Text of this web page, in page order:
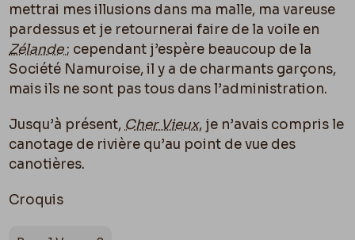
mettrai mes illusions dans ma malle, ma vareuse
pardessus et je retournerai faire de la voile en
Zélande; cependant j’espère beaucoup de la
Société Namuroise, il y a de charmants garçons,
mais ils ne sont pas tous dans l’administration.
Jusqu’à présent, Cher Vieux, je n’avais compris le
canotage de rivière qu’au point de vue des
canotières.
Croquis